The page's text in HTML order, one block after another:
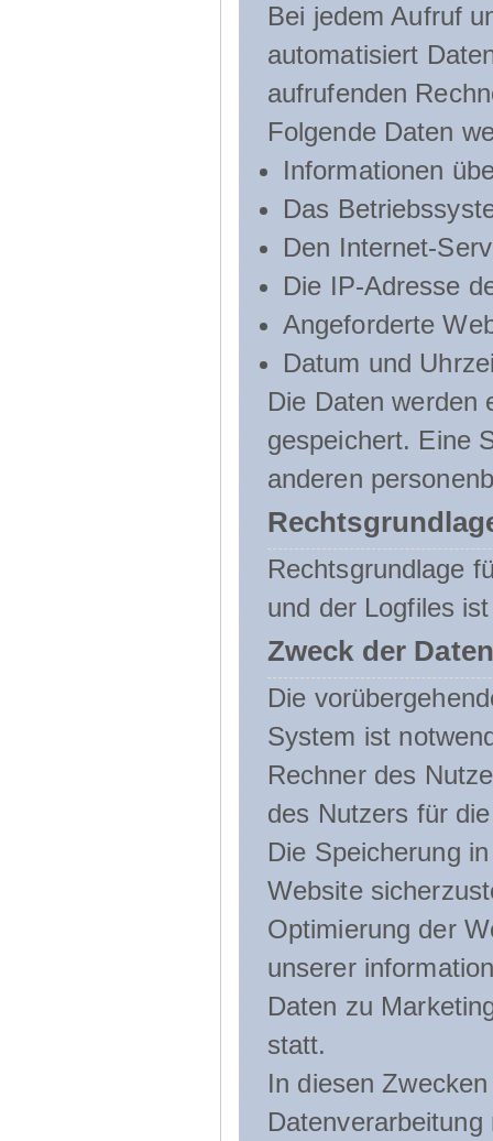
Bei jedem Aufruf
automatisiert
aufrufenden
Folgende Daten
Informationen
Das
Den Internet-
Die IP-Adresse
Angeforderte
Datum und
Die Daten werden
gespeichert. Eine
anderen
Rechtsgrundlage
und der Logfiles
Zweck der
Die
System ist
Rechner des
des Nutzers für
Die Speicherung
Website
Optimierung der
unserer
Daten zu
statt.
In diesen